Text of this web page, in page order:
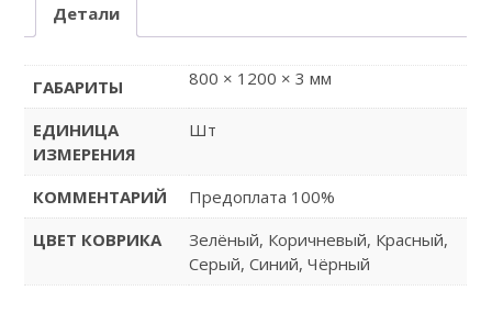
Детали
ГАБАРИТЫ 800 × 1200 × 3 мм
ЕДИНИЦА
ИЗМЕРЕНИЯ
Шт
КОММЕНТАРИЙ
Предоплата 100%
ЦВЕТ КОВРИКА
Зелёный, Коричневый, Красный,
Серый, Синий, Чёрный